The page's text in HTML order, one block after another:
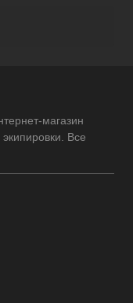
магазин
Все